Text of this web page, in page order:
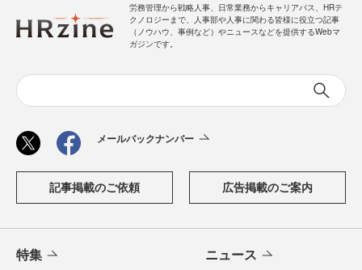
労務管理から戦略人事、日常業務からキャリアパス、HRテ
クノロジーまで、人事部や人事に関わる皆様に役立つ記事
（ノウハウ、事例など）やニュースなどを提供するWebマ
ガジンです。
メールバックナンバー
記事掲載のご依頼 広告掲載のご案内
特集 ニュース